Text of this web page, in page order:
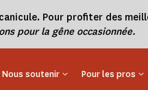
Pour profiter des
pour la gêne occasionnée.
Nous soutenir Pour les pros